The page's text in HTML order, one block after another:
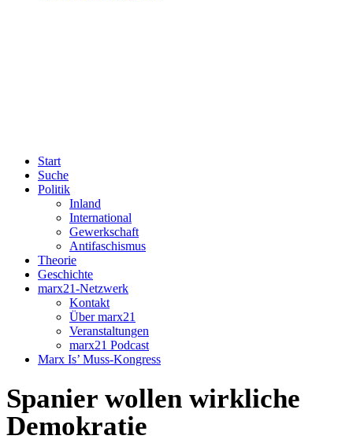
Start
Suche
Politik
Inland
International
Gewerkschaft
Antifaschismus
Theorie
Geschichte
marx21-Netzwerk
Kontakt
Über marx21
Veranstaltungen
marx21 Podcast
Marx Is’ Muss-Kongress
Spanier wollen wirkliche
Demokratie